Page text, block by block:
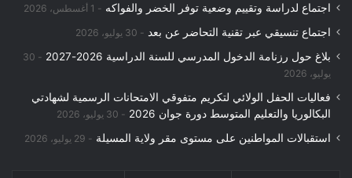
اجتماع لدراسة وتقييم وضعية توفر الخضر والفواكه 1 أغسطس، 2026
اجتماع تنسيقي عبر تقنية التحاضر عن بعد 30 يوليو، 2026
بلاغ حول رزنامة الدخول المدرسي للسنة الدراسية 2026-2027
30
يوليو، 2026
فعاليات الحفل الولائي لتكريم متفوقي الامتحانات الرسمية لشهادتي
البكالوريا والتعليم المتوسط دورة جوان 2026
30 يوليو، 2026
استقبالات المواطنين على مستوى مقر ولاية المسيلة 29 يوليو، 2026